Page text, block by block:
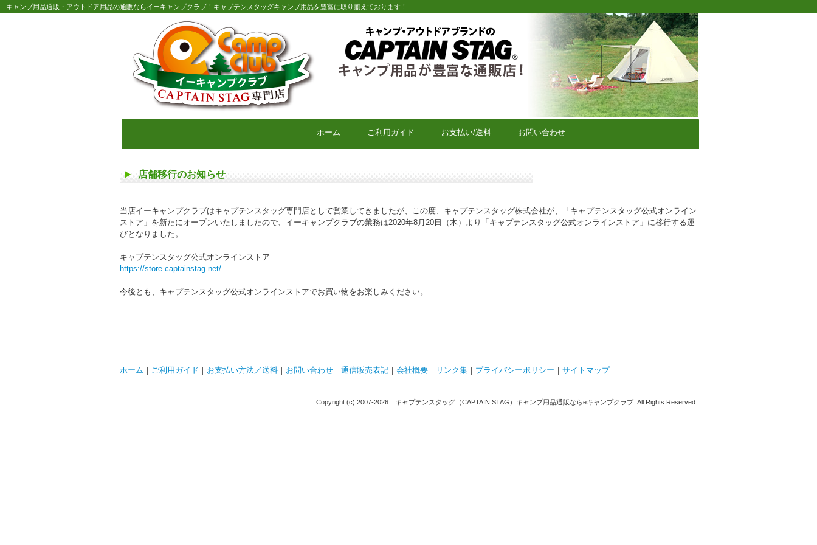
キャンプ用品通販・アウトドア用品の通販ならイーキャンプクラブ！キャプテンスタッグキャンプ用品を豊富に取り揃えております！
キャプテンスタッグキャンプ用品通販店【eキャンプクラブ】
ホーム ご利用ガイド お支払い/送料 お問い合わせ
店舗移行のお知らせ
当店イーキャンプクラブはキャプテンスタッグ専門店として営業してきましたが、この度、キャプテンスタッグ株式会社が、「キャプテンスタッグ公式オンライン
ストア」を新たにオープンいたしましたので、イーキャンプクラブの業務は2020年8月20日（木）より「キャプテンスタッグ公式オンラインストア」に移行する運
びとなりました。
キャプテンスタッグ公式オンラインストア
https://store.captainstag.net/
今後とも、キャプテンスタッグ公式オンラインストアでお買い物をお楽しみください。
ホーム ｜ ご利用ガイド ｜ お支払い方法／送料 ｜ お問い合わせ ｜ 通信販売表記 ｜ 会社概要 ｜ リンク集 ｜ プライバシーポリシー ｜ サイトマップ
Copyright (c) 2007-2026 キャプテンスタッグ（CAPTAIN STAG）キャンプ用品通販ならeキャンプクラブ. All Rights Reserved.